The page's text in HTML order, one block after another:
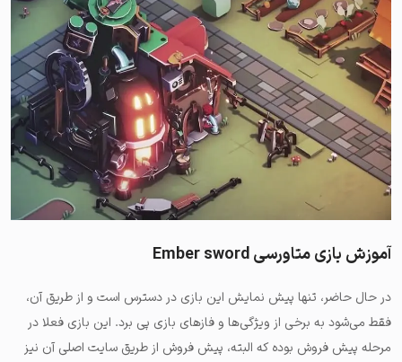
آموزش بازی متاورسی Ember sword
در حال حاضر، تنها پیش نمایش این بازی در دسترس است و از طریق آن،
فقط می‌شود به برخی از ویژگی‌ها و فازهای بازی پی برد. این بازی فعلا در
مرحله پیش فروش بوده که البته، پیش فروش از طریق سایت اصلی آن نیز